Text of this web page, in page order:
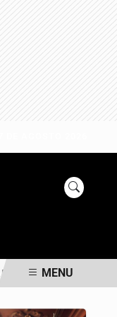
DOS SALÁRIOS
MENU